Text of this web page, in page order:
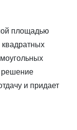
площадью
квадратных
решение
и придает